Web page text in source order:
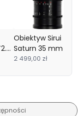
Obiektyw Sirui
Saturn 35 mm T2.9
1.6x FF
2 499,00 zł